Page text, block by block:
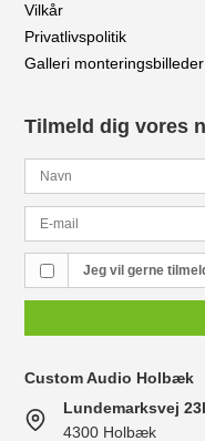
Vilkår
Privatlivspolitik
Galleri monteringsbilleder
Tilmeld dig vores
Jeg vil gerne
Custom Audio Holbæk
Lundemarksvej
4300 Holbæk